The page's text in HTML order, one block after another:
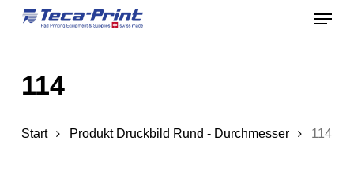
Skip
Menu
114
Start Produkt Druckbild Rund - Durchmesser 114